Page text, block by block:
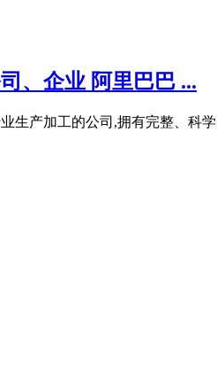
、企业 阿里巴巴 ...
生产加工的公司,拥有完整、科